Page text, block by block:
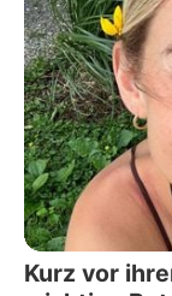
Kurz vor